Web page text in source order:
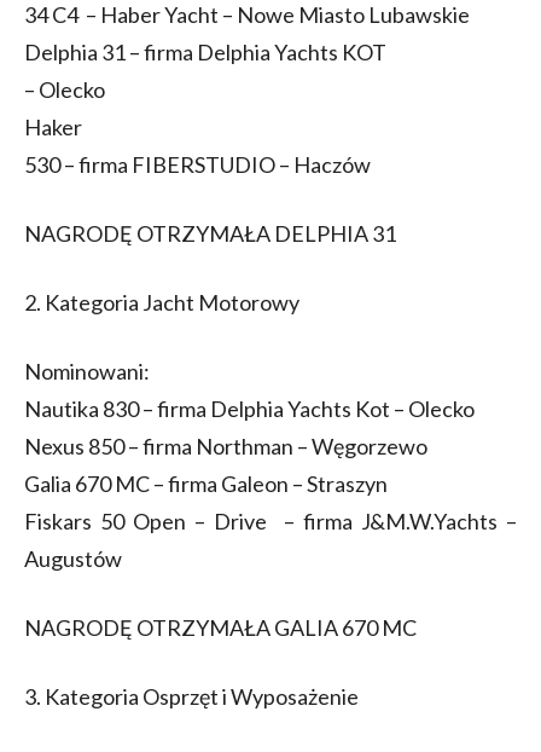
34 C4 – Haber Yacht – Nowe Miasto Lubawskie
Delphia 31 – firma Delphia Yachts KOT
– Olecko
Haker
530 – firma FIBERSTUDIO – Haczów
NAGRODĘ OTRZYMAŁA DELPHIA 31
2. Kategoria Jacht Motorowy
Nominowani:
Nautika 830 – firma Delphia Yachts Kot – Olecko
Nexus 850 – firma Northman – Węgorzewo
Galia 670 MC – firma Galeon – Straszyn
Fiskars 50 Open – Drive – firma J&M.W.Yachts –
Augustów
NAGRODĘ OTRZYMAŁA GALIA 670 MC
3. Kategoria Osprzęt i Wyposażenie